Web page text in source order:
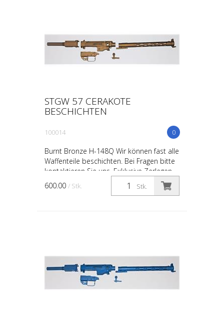
STGW 57 CERAKOTE
BESCHICHTEN
0
100014
Burnt Bronze H-148Q Wir können fast alle
Waffenteile beschichten. Bei Fragen bitte
kontaktieren Sie uns. Exklusive Zerlegen
Stk.
600.00 / Stk.